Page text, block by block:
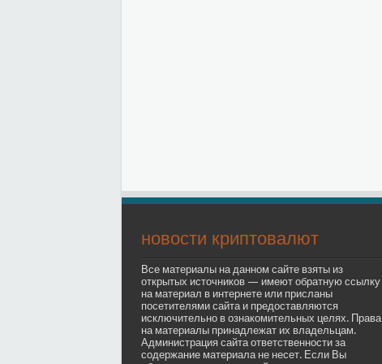
новости криптовалют
Все материалы на данном сайте взяты из
открытых источников — имеют обратную ссылку
на материал в интернете или присланы
посетителями сайта и предоставляются
исключительно в ознакомительных целях. Права
на материалы принадлежат их владельцам.
Администрация сайта ответственности за
содержание материала не несет. Если Вы